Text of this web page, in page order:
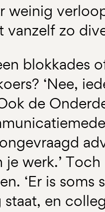
weinig
vanzelf zo
blokkades
‘Nee,
de
je werk.’
‘Er is soms
en